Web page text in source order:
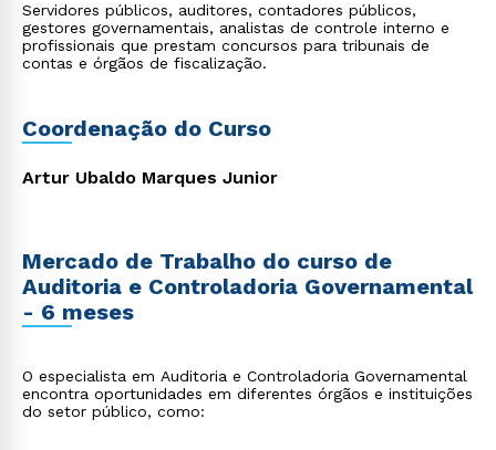
Servidores públicos, auditores, contadores públicos,
gestores governamentais, analistas de controle interno e
profissionais que prestam concursos para tribunais de
contas e órgãos de fiscalização.
Coordenação do Curso
Artur Ubaldo Marques Junior
Mercado de Trabalho do curso de
Auditoria e Controladoria Governamental
- 6 meses
O especialista em Auditoria e Controladoria Governamental
encontra oportunidades em diferentes órgãos e instituições
do setor público, como: